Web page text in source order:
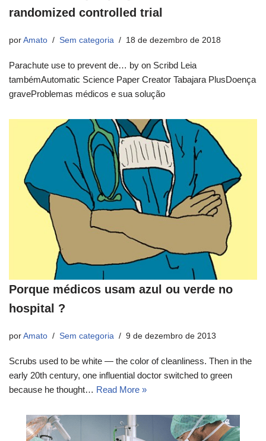
randomized controlled trial
por Amato Sem categoria 18 de dezembro de 2018
Parachute use to prevent de… by on Scribd Leia
tambémAutomatic Science Paper Creator Tabajara PlusDoença
graveProblemas médicos e sua solução
Porque médicos usam azul ou verde no
hospital ?
por Amato Sem categoria 9 de dezembro de 2013
Scrubs used to be white — the color of cleanliness. Then in the
early 20th century, one influential doctor switched to green
because he thought… Read More »